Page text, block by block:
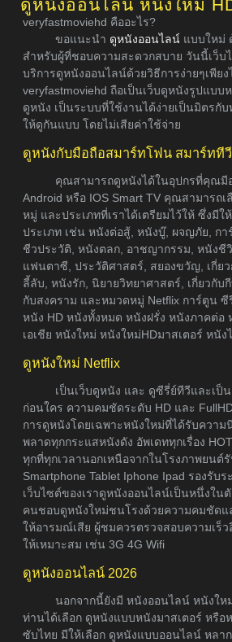
ดูหนังออนไลน์ หนังใหม่
veryfastmoviehd คืออะไร?
ขอแนะนำ ดูหนังออนไลน์ แบบใหม่
สำหรับผู้ที่ชอบความสะดวกสบาย วันนี้เว็บ
บริการดูหนังออนไลน์ด้วยวิธีการง่ายๆเพีย
veryfastmoviehd ถือเป็นเว็บดูหนังรูปแบ
ดูหนัง เป็นระบบที่ใช้งานได้ง่ายเป็นมิตรกั
ให้ดูกันแบบ โดยไม่เสียค่าใช้จ่าย
ดูหนังกับมือถือสมาร์ทโฟน สมาร์ททีวี
คุณสามารถดูหนังได้ในอุปกรที่คุณมี
Android หรือ IOS Smart TV คุณสามารถ
หมู่ และประเภทที่เราได้เตรียมไว้ให้ ซึ่งมีใ
ประเภท เช่น หนังต่อสู้, หนังบู๊, ผจญภัย, กา
ชีวประวัติ, หนังตลก, อาชญากรรม, หนังชี
แฟนตาซี, ประวัติศาสตร์, สยองขวัญ, เกี่ยว
ลี้ลับ, หนังรัก, นิยายวิทยาศาสตร์, เกี่ยวกับ
กับสงคราม และหมวดหมู่ Netflix การ์ตูน ซี
หนัง HD หนังทั้งหมด หนังฝรั่ง หนังภาคต่อ
เอเชีย หนังใหม่ หนังใหม่HDมาสเตอร์ หนัง
ดูหนังใหม่ Netflix
เป็นเว็บดูหนัง และ ดูซีรี่ย์ทีวีและเป็
ก่อนใคร ความคมชัดระดับ HD และ
การดูหนังโดยเฉพาะหนังใหม่ที่ได้รับควา
พลาดทุกกระแสหนังดัง อัพเดททุกเรื่อง
ทุกที่ทุกเวลานอกเหนือจากในโรงภาพยนต์
Smartphone Tablet Iphone Ipad รองรับ
เว็บไซต์ของเราดูหนังออนไลน์เป็นหนึ่งใน
คนชอบดูหนังใหม่ชนโรงด้วยความคมชัดแ
ให้อารมณ์เสีย ผู้ชมควรตรวจสอบความเร็
ให้เหมาะสม เช่น 3G 4G Wifi
ดูหนังออนไลน์ 2026
นอกจากนี้ยังมี หนังออนไลน์ หนังให
ท่านได้เลือก ดูหนังแบบหนังมาสเตอร์ หรือ
ซับไทย มีให้เลือก ดูหนังแบบออนไลน์ หลา